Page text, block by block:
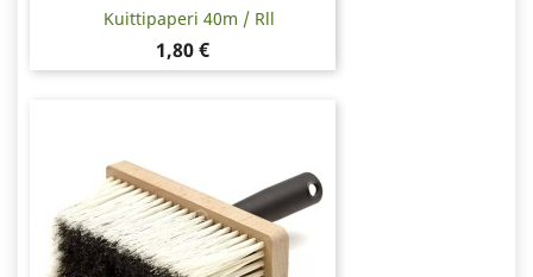
Kuittipaperi 40m / Rll
Hinta
1,80 €